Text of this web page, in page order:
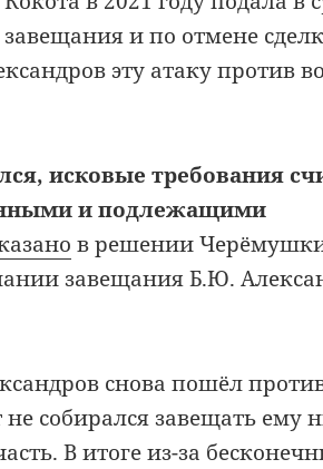
и по отмене
эту атаку против
исковые требования
и подлежащими
в решении
завещания Б.Ю.
снова пошёл
не собирался завещать ему
В итоге из-за